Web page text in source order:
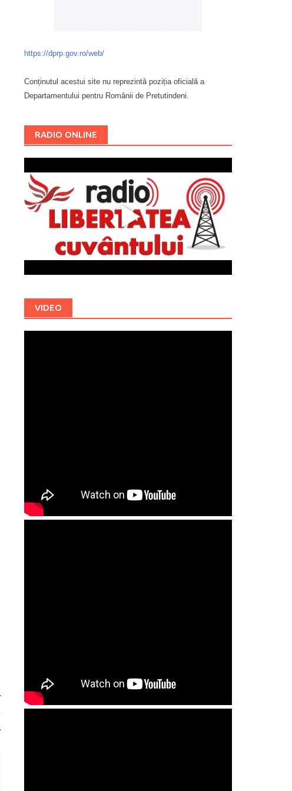
https://dprp.gov.ro/web/
Conținutul acestui site nu reprezintă poziția oficială a
Departamentului pentru Românii de Pretutindeni.
RADIO ONLINE
VIDEO